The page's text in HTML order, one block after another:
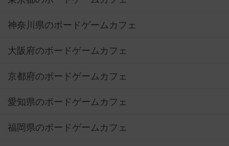
神奈川県のボードゲームカフェ
大阪府のボードゲームカフェ
京都府のボードゲームカフェ
愛知県のボードゲームカフェ
福岡県のボードゲームカフェ